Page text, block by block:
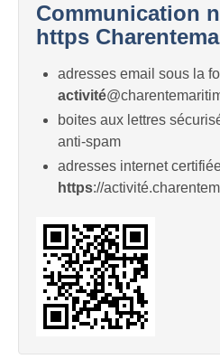
Communication
https
adresses email sous la
activité
boites aux lettres
anti-spam
adresses internet
https://